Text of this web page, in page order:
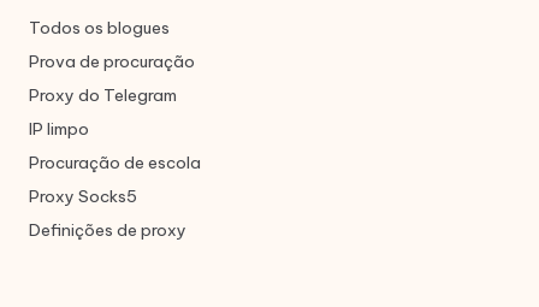
Todos os blogues
Prova de procuração
Proxy do Telegram
IP limpo
Procuração de escola
Proxy Socks5
Definições de proxy